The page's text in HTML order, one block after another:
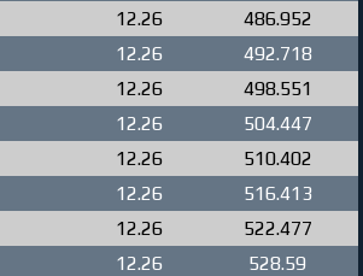
12.26
486.952
12.26
492.718
12.26
498.551
12.26
504.447
12.26
510.402
12.26
516.413
12.26
522.477
12.26 528.59